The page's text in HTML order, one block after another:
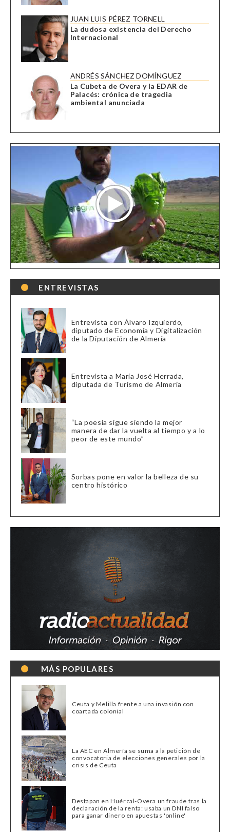
JUAN LUIS PÉREZ TORNELL
La dudosa existencia del Derecho
Internacional
ANDRÉS SÁNCHEZ DOMÍNGUEZ
La Cubeta de Overa y la EDAR de
Palacés: crónica de tragedia
ambiental anunciada
ENTREVISTAS
Entrevista con Álvaro Izquierdo,
diputado de Economía y Digitalización
de la Diputación de Almería
Entrevista a María José Herrada,
diputada de Turismo de Almería
“La poesía sigue siendo la mejor
manera de dar la vuelta al tiempo y a lo
peor de este mundo”
Sorbas pone en valor la belleza de su
centro histórico
MÁS POPULARES
Ceuta y Melilla frente a una invasión con
coartada colonial
La AEC en Almería se suma a la petición de
convocatoria de elecciones generales por la
crisis de Ceuta
Destapan en Huércal-Overa un fraude tras la
declaración de la renta: usaba un DNI falso
para ganar dinero en apuestas 'online'